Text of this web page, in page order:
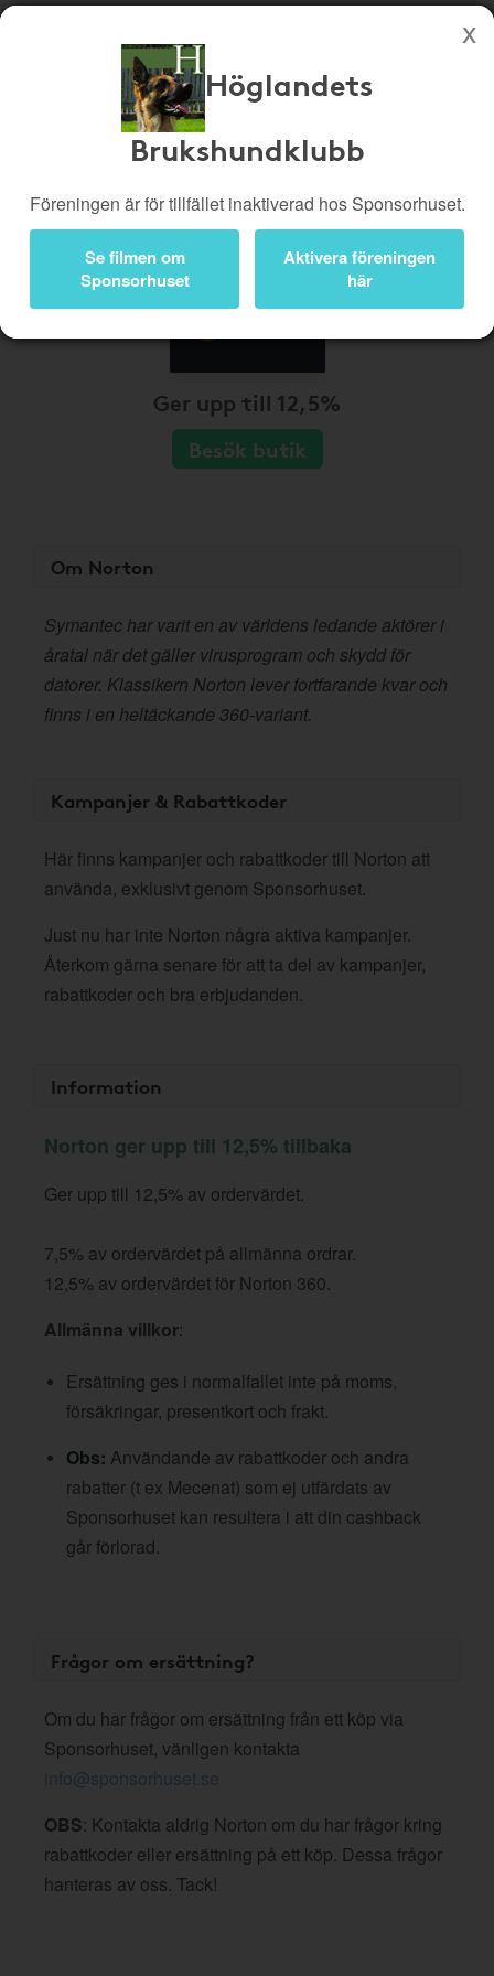
Köp genom denna sida stöttar Höglandets Brukshundklubb
Butiker
Bli medlem
Logga in
Höglandets
Brukshundklubb
Föreningen är för tillfället inaktiverad hos Sponsorhuset.
Se filmen om
Sponsorhuset
Aktivera föreningen
här
Ger upp till 12,5%
Besök butik
Om Norton
Symantec har varit en av världens ledande aktörer i
åratal när det gäller virusprogram och skydd för
datorer. Klassikern Norton lever fortfarande kvar och
finns i en heltäckande 360-variant.
Kampanjer & Rabattkoder
Här finns kampanjer och rabattkoder till Norton att
använda, exklusivt genom Sponsorhuset.
Just nu har inte Norton några aktiva kampanjer.
Återkom gärna senare för att ta del av kampanjer,
rabattkoder och bra erbjudanden.
Information
Norton ger upp till 12,5% tillbaka
Ger upp till 12,5% av ordervärdet.
7,5% av ordervärdet på allmänna ordrar.
12,5% av ordervärdet för Norton 360.
Allmänna villkor:
Ersättning ges i normalfallet inte på moms,
försäkringar, presentkort och frakt.
Obs: Användande av rabattkoder och andra
rabatter (t ex Mecenat) som ej utfärdats av
Sponsorhuset kan resultera i att din cashback
går förlorad.
Frågor om ersättning?
Om du har frågor om ersättning från ett köp via
Sponsorhuset, vänligen kontakta
info@sponsorhuset.se
OBS: Kontakta aldrig Norton om du har frågor kring
rabattkoder eller ersättning på ett köp. Dessa frågor
hanteras av oss. Tack!